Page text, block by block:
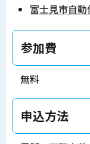
富士見市自
参加費
無料
申込方法